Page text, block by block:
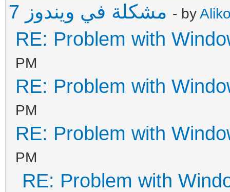
مشكلة في ويندوز 7 - by
RE: Problem with
PM
RE: Problem with
PM
RE: Problem with
PM
RE: Problem with